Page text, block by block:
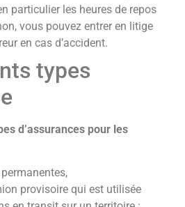
particulier les heures de repos
vous pouvez entrer en litige
en cas d’accident.
types
d’assurances pour les
provisoire qui est utilisée